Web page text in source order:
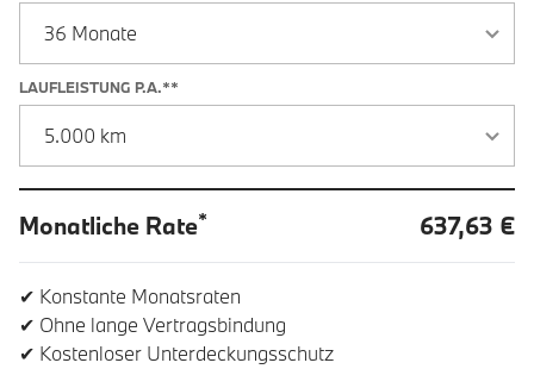
LAUFLEISTUNG P.A.**
Monatliche Rate* 637,63 €
✔ Konstante Monatsraten
✔ Ohne lange Vertragsbindung
✔ Kostenloser Unterdeckungsschutz